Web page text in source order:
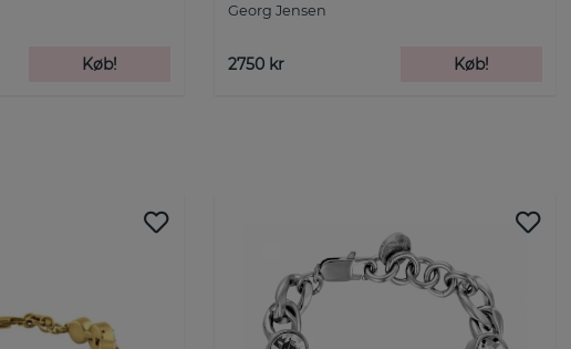
Køb!
Georg Jensen
2750 kr Køb!